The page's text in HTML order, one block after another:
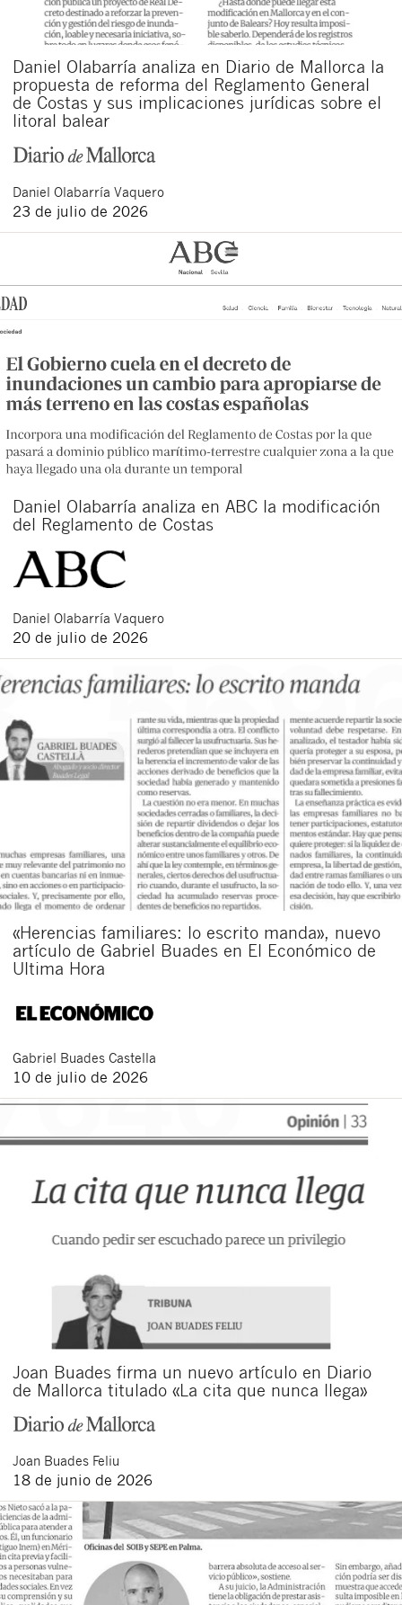
Daniel Olabarría analiza en Diario de Mallorca la
propuesta de reforma del Reglamento General
de Costas y sus implicaciones jurídicas sobre el
litoral balear
Daniel Olabarría Vaquero
23 de julio de 2026
Daniel Olabarría analiza en ABC la modificación
del Reglamento de Costas
Daniel Olabarría Vaquero
20 de julio de 2026
«Herencias familiares: lo escrito manda», nuevo
artículo de Gabriel Buades en El Económico de
Ultima Hora
Gabriel Buades Castella
10 de julio de 2026
Joan Buades firma un nuevo artículo en Diario
de Mallorca titulado «La cita que nunca llega»
Joan Buades Feliu
18 de junio de 2026